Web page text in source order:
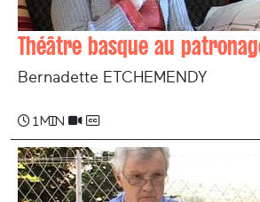
Théâtre basque au
Bernadette ETCHEMENDY
1 min